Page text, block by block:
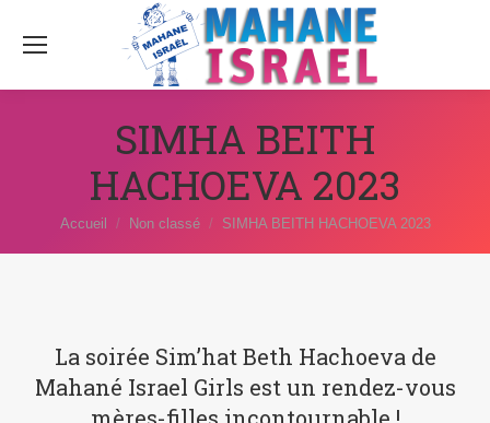
SIMHA BEITH
HACHOEVA 2023
Vous êtes ici :
Accueil Non classé SIMHA BEITH HACHOEVA 2023
La soirée Sim’hat Beth Hachoeva de
Mahané Israel Girls est un rendez-vous